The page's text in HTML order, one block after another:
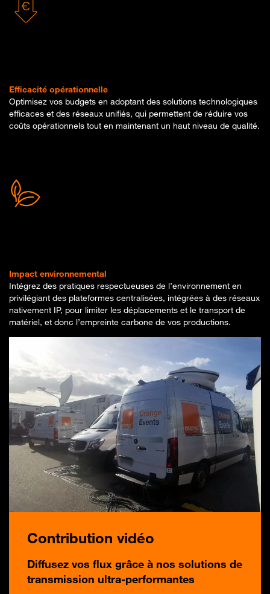
Efficacité opérationnelle
Optimisez vos budgets en adoptant des solutions technologiques
efficaces et des réseaux unifiés, qui permettent de réduire vos
coûts opérationnels tout en maintenant un haut niveau de qualité.
Impact environnemental
Intégrez des pratiques respectueuses de l’environnement en
privilégiant des plateformes centralisées, intégrées à des réseaux
nativement IP, pour limiter les déplacements et le transport de
matériel, et donc l’empreinte carbone de vos productions.
Contribution vidéo
Diffusez vos flux grâce à nos solutions de
transmission ultra-performantes